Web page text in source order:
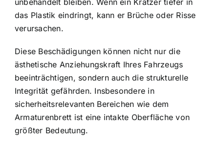
das Plastik eindringt, kann er Brüche oder Risse
verursachen.
Diese Beschädigungen können nicht nur die
ästhetische Anziehungskraft Ihres Fahrzeugs
beeinträchtigen, sondern auch die strukturelle
Integrität gefährden. Insbesondere in
sicherheitsrelevanten Bereichen wie dem
Armaturenbrett ist eine intakte Oberfläche von
größter Bedeutung.